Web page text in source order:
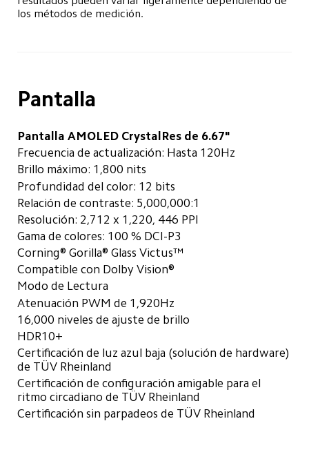
los métodos de medición.
Pantalla
Pantalla AMOLED CrystalRes de 6.67"
Frecuencia de actualización: Hasta 120Hz
Brillo máximo: 1,800 nits
Profundidad del color: 12 bits
Relación de contraste: 5,000,000:1
Resolución: 2,712 x 1,220, 446 PPI
Gama de colores: 100 % DCI-P3
Corning® Gorilla® Glass Victus™
Compatible con Dolby Vision®
Modo de Lectura
Atenuación PWM de 1,920Hz
16,000 niveles de ajuste de brillo
HDR10+
Certificación de luz azul baja (solución de hardware)
de TÜV Rheinland
Certificación de configuración amigable para el
ritmo circadiano de TÜV Rheinland
Certificación sin parpadeos de TÜV Rheinland